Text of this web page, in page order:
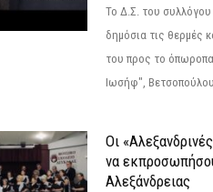
Το Δ.Σ. του
δημόσια τις θερμές
του προς το
Ιωσήφ",
Οι
να
Αλεξάνδρειας